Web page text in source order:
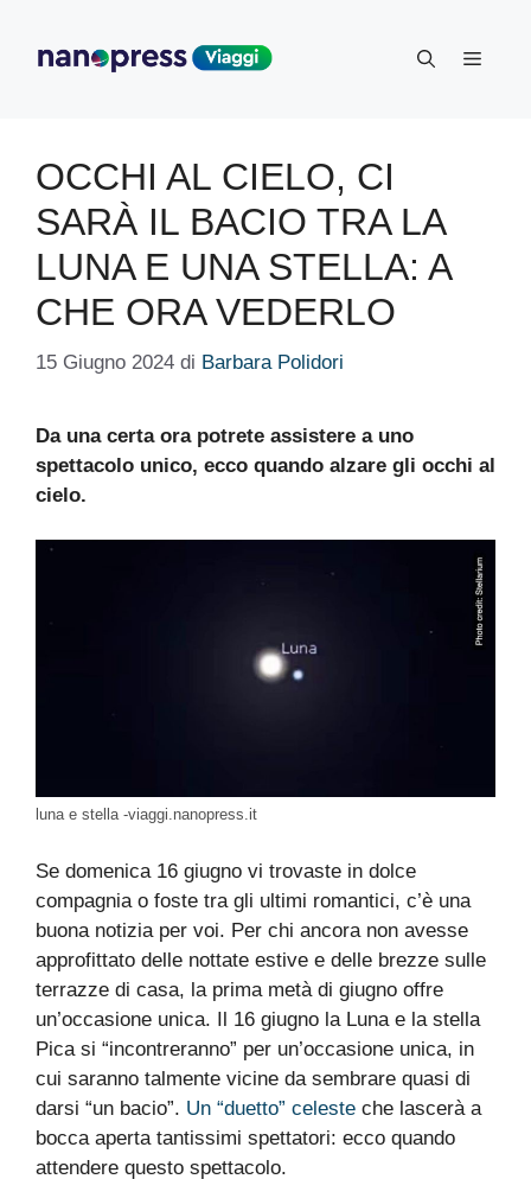
contenuto
Menu
OCCHI AL CIELO, CI
SARÀ IL BACIO TRA LA
LUNA E UNA STELLA: A
CHE ORA VEDERLO
15 Giugno 2024 di Barbara Polidori
Da una certa ora potrete assistere a uno
spettacolo unico, ecco quando alzare gli occhi al
cielo.
luna e stella -viaggi.nanopress.it
Se domenica 16 giugno vi trovaste in dolce
compagnia o foste tra gli ultimi romantici, c’è una
buona notizia per voi. Per chi ancora non avesse
approfittato delle nottate estive e delle brezze sulle
terrazze di casa, la prima metà di giugno offre
un’occasione unica. Il 16 giugno la Luna e la stella
Pica si “incontreranno” per un’occasione unica, in
cui saranno talmente vicine da sembrare quasi di
darsi “un bacio”. Un “duetto” celeste che lascerà a
bocca aperta tantissimi spettatori: ecco quando
attendere questo spettacolo.